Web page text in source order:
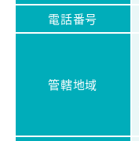
電話番号
管轄地域